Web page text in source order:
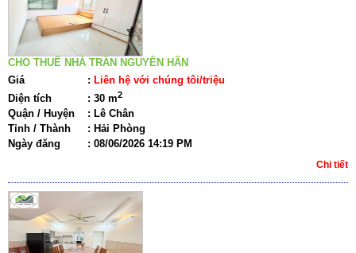
CHO THUÊ NHÀ TRẦN NGUYÊN HÃN
Giá
: Liên hệ với chúng tôi/triệu
Diện tích
: 30 m2
Quận / Huyện : Lê Chân
Tỉnh / Thành
: Hải Phòng
Ngày đăng
: 08/06/2026 14:19 PM
Chi tiết